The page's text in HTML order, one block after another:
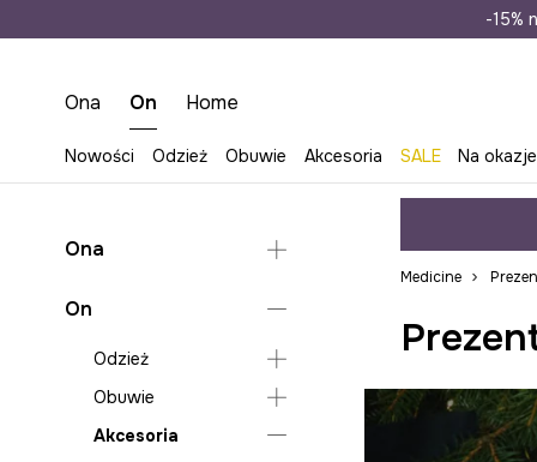
Wysyłka
-15%
Ona On Home
Nowości Odzież Obuwie Akcesoria SALE Na okazje
Ona
On
Odzież
Bielizna
Bluzy
Obuwie
Kapcie
Akcesoria
Medicine